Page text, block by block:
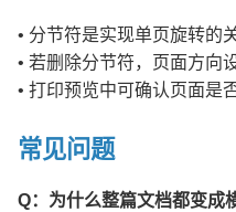
• 分节符是实现单页旋转的
• 若删除分节符，页面方向
• 打印预览中可确认页面是
常见问题
Q：为什么整篇文档都变成